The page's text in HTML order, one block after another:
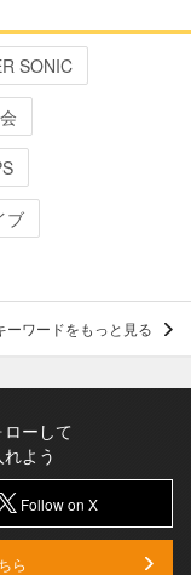
SONIC
ブ
ーワードをもっと見る
ーして
よう
Follow on X
ら